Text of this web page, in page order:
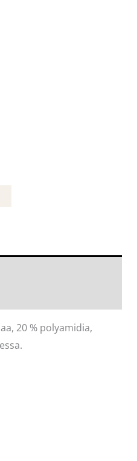
20 % polyamidia,